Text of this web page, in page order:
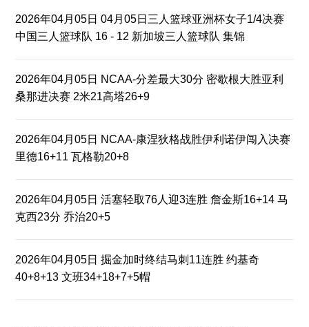
2026年04月05日 04月05日三人篮球亚洲杯女子1/4决赛
中国三人篮球队 16 - 12 新加坡三人篮球队 集锦
2026年04月05日 NCAA-分差最大30分 密歇根大胜亚利
桑那进决赛 2米21高塔26+9
2026年04月05日 NCAA-康涅狄格战胜伊利诺伊闯入决赛
里德16+11 瓦格勒20+8
2026年04月05日 活塞轻取76人迎3连胜 詹金斯16+14 马
克西23分 乔治20+5
2026年04月05日 掘金加时终结马刺11连胜 约基奇
40+8+13 文班34+18+7+5帽